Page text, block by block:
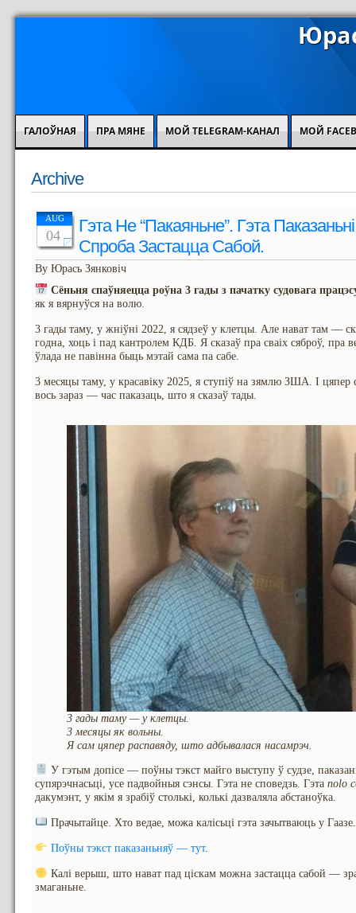
ГАЛОЎНАЯ ПРА МЯНЕ МОЙ TELEGRAM-КАНАЛ МОЙ
Archive
AUG
04
Гэта Не “пакаяньне”. Гэта
Спроба Застацца Сабой.
By Юрась Зянковіч
Сёньня спаўняецца роўна 3 гады з пачатку судовага
як я вярнуўся на волю.
3 гады таму, у жніўні 2022, я сядзеў у клетцы. Але нават там —
годна, хоць і пад кантролем КДБ. Я сказаў пра сваіх сяброў, пра
ўлада не павінна быць мэтай сама па сабе.
3 месяцы таму, у красавіку 2025, я ступіў на зямлю ЗША. І цяпер
вось зараз — час паказаць, што я сказаў тады.
3 гады таму — у клетцы.
3 месяцы як вольны.
Я сам цяпер распавяду, што адбывалася насамрэч.
У гэтым допісе — поўны тэкст майго выступу ў судзе,
супярэчнасьці, усе падвойныя сэнсы. Гэта не споведзь. Гэта nolo
дакумэнт, у якім я зрабіў столькі, колькі дазваляла абстаноўка.
Прачытайце. Хто ведае, можа калісьці гэта зачытваюць у Гаазе.
Поўны тэкст паказаньняў — тут.
Калі верыш, што нават пад ціскам можна застацца сабой —
змаганьне.